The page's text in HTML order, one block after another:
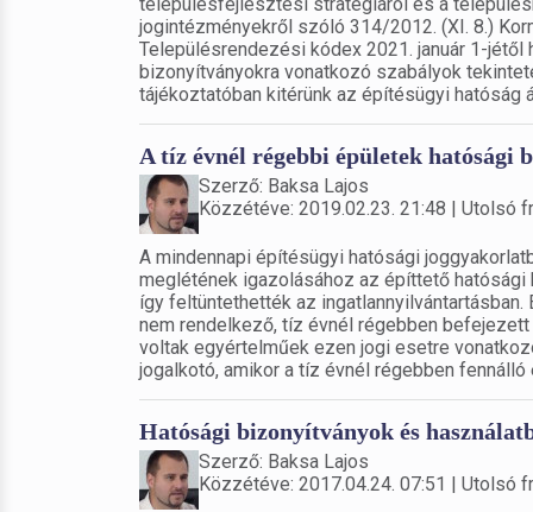
jogintézményekről szóló 314/2012. (XI. 8.)
Településrendezési kódex 2021. január 1-
bizonyítványokra vonatkozó szabályok
tájékoztatóban kitérünk az építésügyi
A tíz évnél régebbi épületek hatósági
Szerző: Baksa Lajos
Közzétéve: 2019.02.23. 21:48 | Utolsó
A mindennapi építésügyi hatósági
meglétének igazolásához az építtető
így feltüntethették az
nem rendelkező, tíz évnél régebben
voltak egyértelműek ezen jogi esetre
jogalkotó, amikor a tíz évnél régebben
Hatósági bizonyítványok és
Szerző: Baksa Lajos
Közzétéve: 2017.04.24. 07:51 | Utolsó